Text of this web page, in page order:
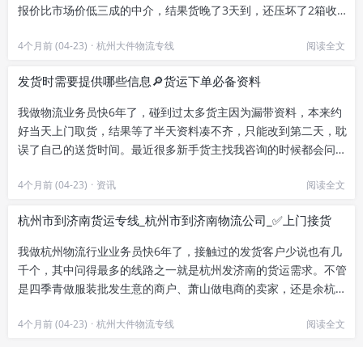
报价比市场价低三成的中介，结果货晚了3天到，还压坏了2箱收纳
4个月前 (04-23) · 杭州大件物流专线 阅读全文
发货时需要提供哪些信息🔎货运下单必备资料
我做物流业务员快6年了，碰到过太多货主因为漏带资料，本来约
好当天上门取货，结果等了半天资料凑不齐，只能改到第二天，耽
误了自己的送货时间。最近很多新手货主找我咨询的时候都会问，
4个月前 (04-23) · 资讯 阅读全文
杭州市到济南货运专线_杭州市到济南物流公司_✅上门接货
我做杭州物流行业业务员快6年了，接触过的发货客户少说也有几
千个，其中问得最多的线路之一就是杭州发济南的货运需求。不管
是四季青做服装批发生意的商户、萧山做电商的卖家，还是余杭临
4个月前 (04-23) · 杭州大件物流专线 阅读全文